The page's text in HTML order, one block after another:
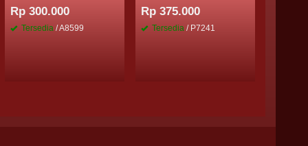
Rp 300.000
Tersedia / A8599
Rp 375.000
Tersedia / P7241